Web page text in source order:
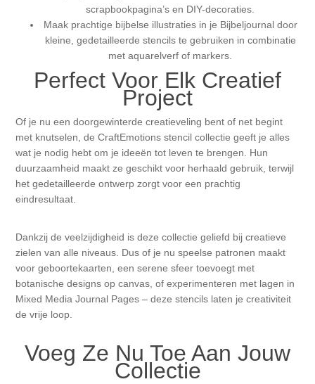
scrapbookpagina’s en DIY-decoraties.
Maak prachtige bijbelse illustraties in je Bijbeljournal door
kleine, gedetailleerde stencils te gebruiken in combinatie
met aquarelverf of markers.
Perfect Voor Elk Creatief
Project
Of je nu een doorgewinterde creatieveling bent of net begint
met knutselen, de CraftEmotions stencil collectie geeft je alles
wat je nodig hebt om je ideeën tot leven te brengen. Hun
duurzaamheid maakt ze geschikt voor herhaald gebruik, terwijl
het gedetailleerde ontwerp zorgt voor een prachtig
eindresultaat.
Dankzij de veelzijdigheid is deze collectie geliefd bij creatieve
zielen van alle niveaus. Dus of je nu speelse patronen maakt
voor geboortekaarten, een serene sfeer toevoegt met
botanische designs op canvas, of experimenteren met lagen in
Mixed Media Journal Pages – deze stencils laten je creativiteit
de vrije loop.
Voeg Ze Nu Toe Aan Jouw
Collectie